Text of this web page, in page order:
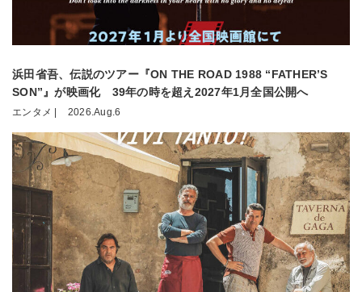
浜田省吾、伝説のツアー『ON THE ROAD 1988 “FATHER’S
SON”』が映画化 39年の時を超え2027年1月全国公開へ
エンタメ | 2026.Aug.6